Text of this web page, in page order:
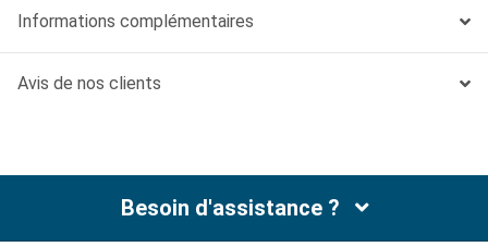
Informations complémentaires
Avis de nos clients
Besoin d'assistance ?